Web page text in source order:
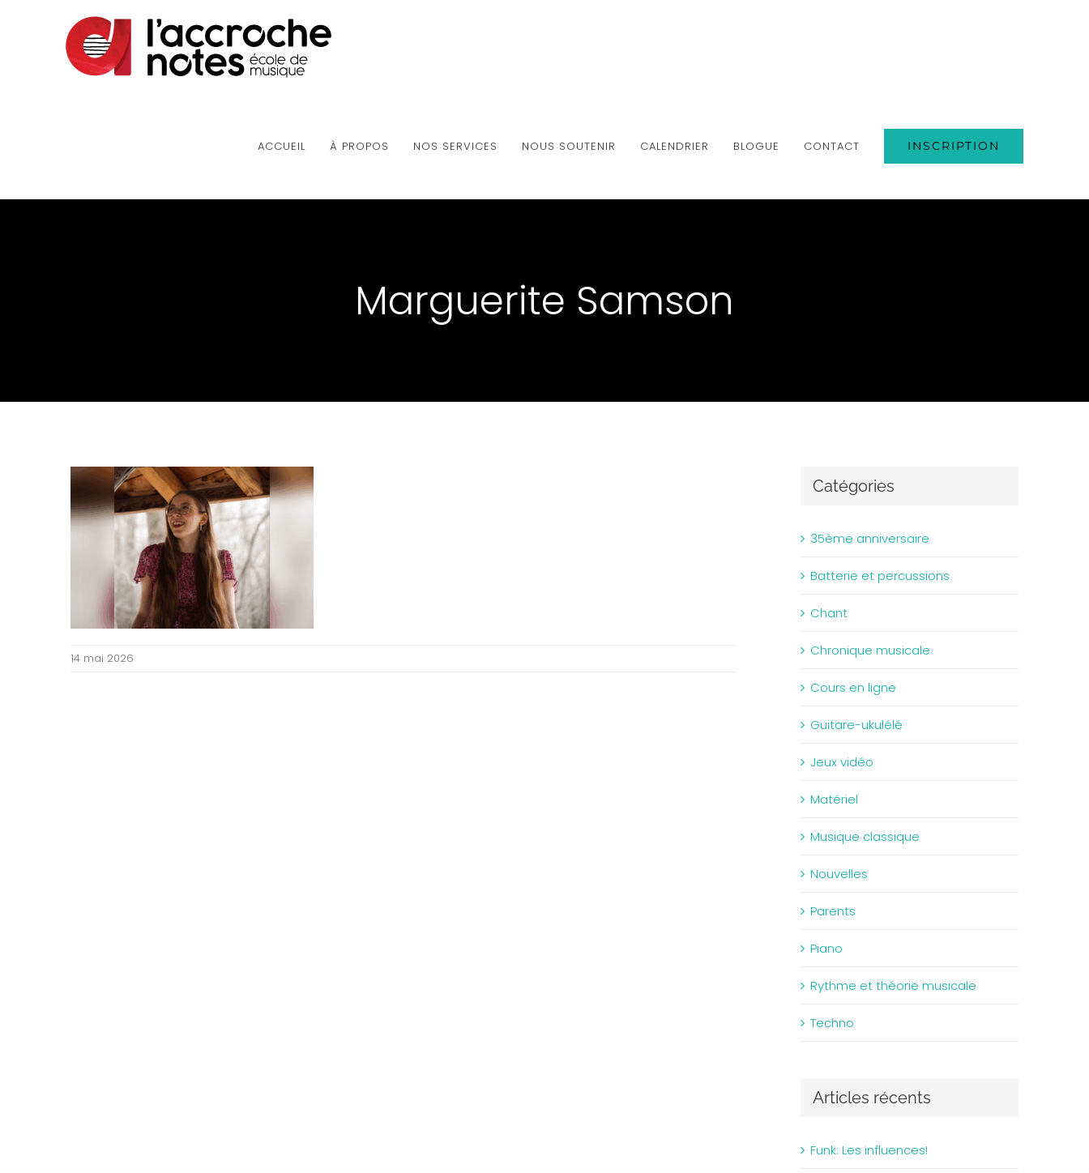
ACCUEIL À PROPOS NOS SERVICES NOUS SOUTENIR CALENDRIER BLOGUE CONTACT INSCRIPTION
Marguerite Samson
14 mai 2026
Catégories
35ème anniversaire
Batterie et percussions
Chant
Chronique musicale
Cours en ligne
Guitare-ukulélé
Jeux vidéo
Matériel
Musique classique
Nouvelles
Parents
Piano
Rythme et théorie musicale
Techno
Articles récents
Funk: Les influences!